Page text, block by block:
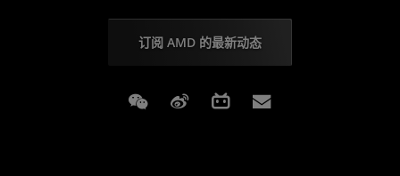
订阅 AMD 的最新动态
Weixin Weibo Bilibili